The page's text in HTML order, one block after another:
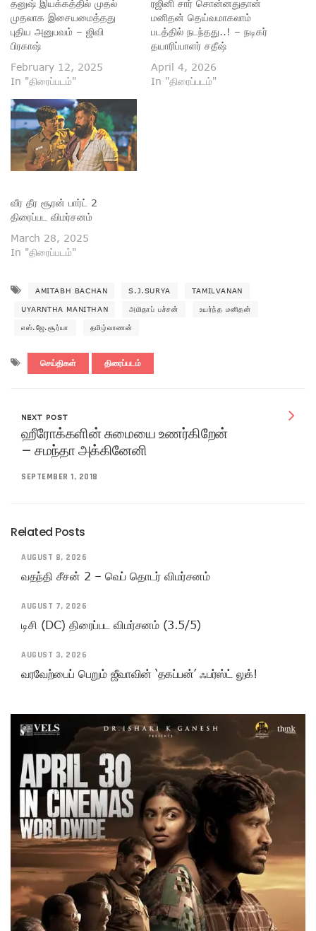
தனுஷ் இயக்கத்தில் முதல்
முதலாக இசையமைத்தது
புதிய அனுபவம் – ஜிவி
பிரகாஷ்
February 12, 2025
In "திரைப்படம்"
ரஜினி சார் சொன்னதுதான்
மனிதன் தெய்வமாகலாம்
படத்தில் நடந்தது..! – நடிகர்
தயாரிப்பாளர் சதீஷ்
April 4, 2026
In "திரைப்படம்"
வீர தீர சூரன் பார்ட் 2
திரைப்பட விமர்சனம்
March 28, 2025
In "திரைப்படம்"
AMITABH BACHAN S.J.SURYA TAMILVANAN
UYARNTHA MANITHAN அமிதாப் பச்சன் உயர்ந்த மனிதன்
எஸ்.ஜே.சூர்யா தமிழ்வாணன்
செய்திகள் திரைப்படம்
NEXT POST
ஹீரோக்களின் சுமையை உணர்கிறேன்
– சமந்தா அக்கினேனி
SEPTEMBER 1, 2018
Related Posts
AUGUST 8, 2026
வதந்தி சீசன் 2 – வெப் தொடர் விமர்சனம்
AUGUST 7, 2026
டிசி (DC) திரைப்பட விமர்சனம் (3.5/5)
AUGUST 3, 2026
வரவேற்பைப் பெறும் ஜீவாவின் ‘தகப்பன்’ ஃபர்ஸ்ட் லுக்!